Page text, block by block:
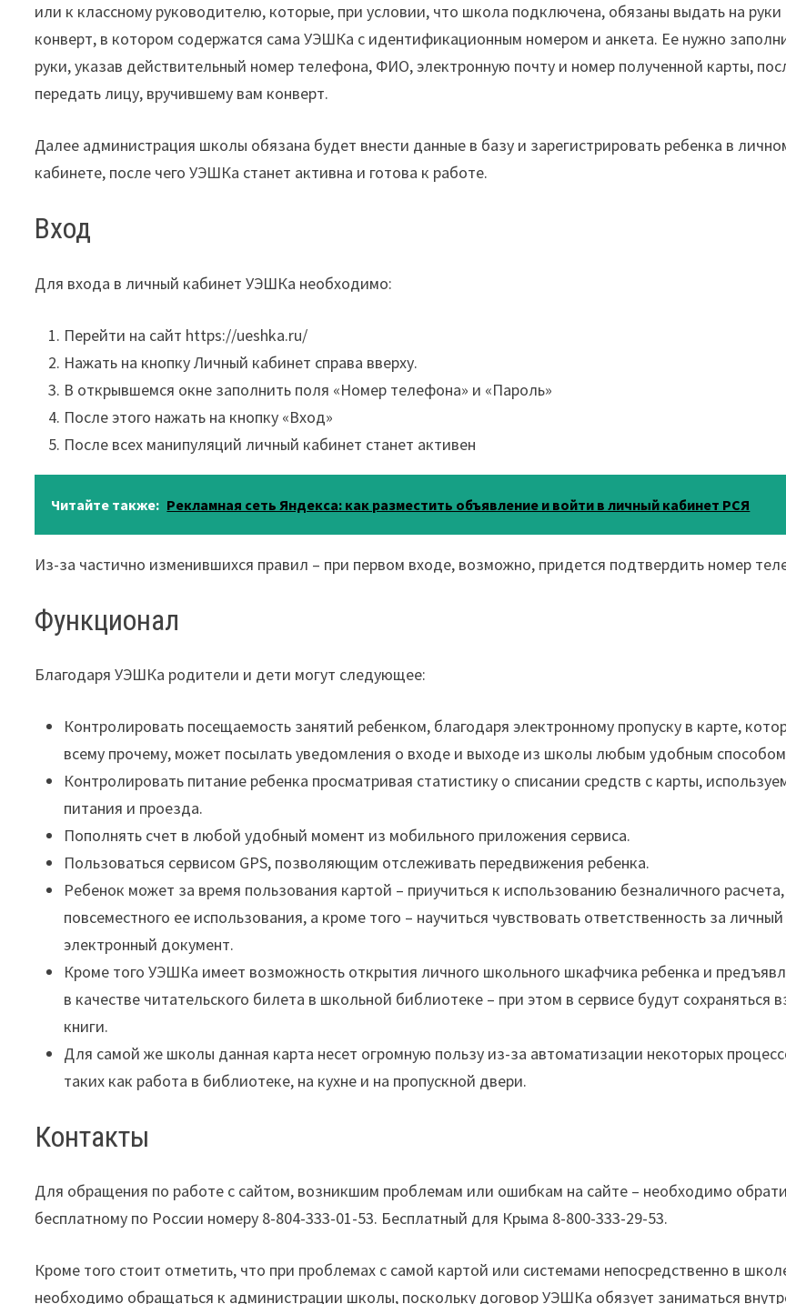
или к классному руководителю, которые, при условии, что школа подключена, обязаны выдать на руки
конверт, в котором содержатся сама УЭШКа с идентификационным номером и анкета. Ее нужно
руки, указав действительный номер телефона, ФИО, электронную почту и номер полученной карты,
передать лицу, вручившему вам конверт.
Далее администрация школы обязана будет внести данные в базу и зарегистрировать ребенка в
кабинете, после чего УЭШКа станет активна и готова к работе.
Вход
Для входа в личный кабинет УЭШКа необходимо:
Перейти на сайт https://ueshka.ru/
Нажать на кнопку Личный кабинет справа вверху.
В открывшемся окне заполнить поля «Номер телефона» и «Пароль»
После этого нажать на кнопку «Вход»
После всех манипуляций личный кабинет станет активен
Читайте также: Рекламная сеть Яндекса: как разместить объявление и войти в личный кабинет РСЯ
Из-за частично изменившихся правил – при первом входе, возможно, придется подтвердить номер
Функционал
Благодаря УЭШКа родители и дети могут следующее:
Контролировать посещаемость занятий ребенком, благодаря электронному пропуску в карте,
всему прочему, может посылать уведомления о входе и выходе из школы любым удобным
Контролировать питание ребенка просматривая статистику о списании средств с карты,
питания и проезда.
Пополнять счет в любой удобный момент из мобильного приложения сервиса.
Пользоваться сервисом GPS, позволяющим отслеживать передвижения ребенка.
Ребенок может за время пользования картой – приучиться к использованию безналичного расчета,
повсеместного ее использования, а кроме того – научиться чувствовать ответственность за личный
электронный документ.
Кроме того УЭШКа имеет возможность открытия личного школьного шкафчика ребенка и
в качестве читательского билета в школьной библиотеке – при этом в сервисе будут сохраняться
книги.
Для самой же школы данная карта несет огромную пользу из-за автоматизации некоторых
таких как работа в библиотеке, на кухне и на пропускной двери.
Контакты
Для обращения по работе с сайтом, возникшим проблемам или ошибкам на сайте – необходимо
бесплатному по России номеру 8-804-333-01-53. Бесплатный для Крыма 8-800-333-29-53.
Кроме того стоит отметить, что при проблемах с самой картой или системами непосредственно в
необходимо обращаться к администрации школы, поскольку договор УЭШКа обязует заниматься